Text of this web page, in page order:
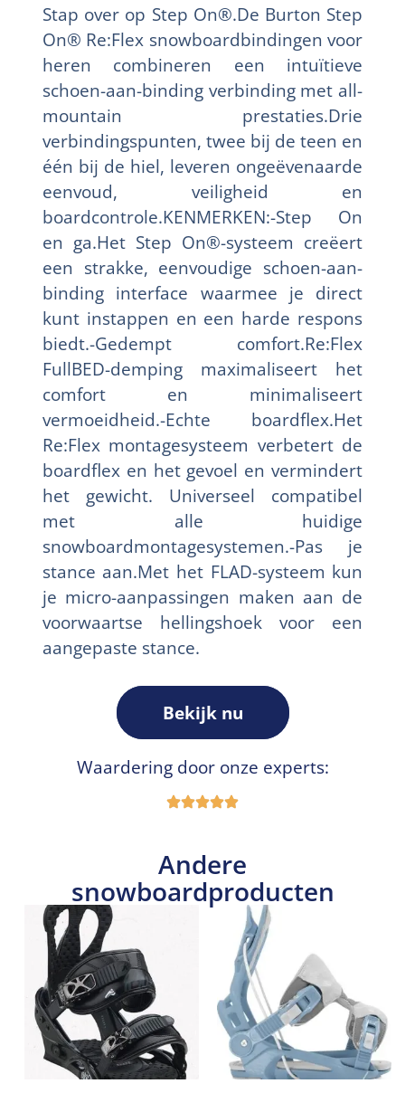
Stap over op Step On®.De Burton Step
On® Re:Flex snowboardbindingen voor
heren combineren een intuïtieve
schoen-aan-binding verbinding met all-
mountain prestaties.Drie
verbindingspunten, twee bij de teen en
één bij de hiel, leveren ongeëvenaarde
eenvoud, veiligheid en
boardcontrole.KENMERKEN:-Step On
en ga.Het Step On®-systeem creëert
een strakke, eenvoudige schoen-aan-
binding interface waarmee je direct
kunt instappen en een harde respons
biedt.-Gedempt comfort.Re:Flex
FullBED-demping maximaliseert het
comfort en minimaliseert
vermoeidheid.-Echte boardflex.Het
Re:Flex montagesysteem verbetert de
boardflex en het gevoel en vermindert
het gewicht. Universeel compatibel
met alle huidige
snowboardmontagesystemen.-Pas je
stance aan.Met het FLAD-systeem kun
je micro-aanpassingen maken aan de
voorwaartse hellingshoek voor een
aangepaste stance.
Bekijk nu
Waardering door onze experts:
Andere
snowboardproducten